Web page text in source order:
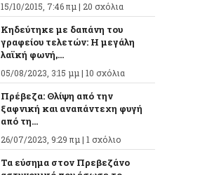
15/10/2015, 7:46 πμ | 20 σχόλια
Κηδεύτηκε με δαπάνη του
γραφείου τελετών: Η μεγάλη
λαϊκή φωνή,...
05/08/2023, 3:15 μμ | 10 σχόλια
Πρέβεζα: Θλίψη από την
ξαφνική και αναπάντεχη φυγή
από τη...
26/07/2023, 9:29 πμ | 1 σχόλιο
Τα εύσημα στον Πρεβεζάνο